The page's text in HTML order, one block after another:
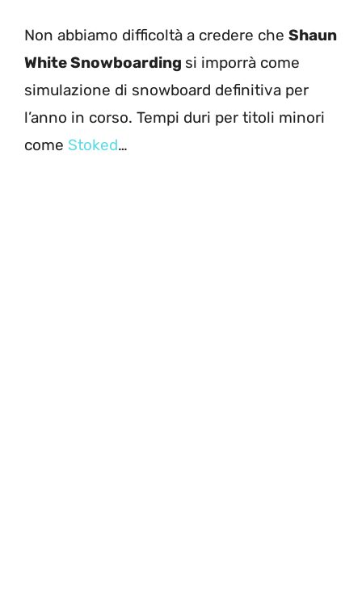
Non abbiamo difficoltà a credere che Shaun
White Snowboarding si imporrà come
simulazione di snowboard definitiva per
l’anno in corso. Tempi duri per titoli minori
come Stoked…